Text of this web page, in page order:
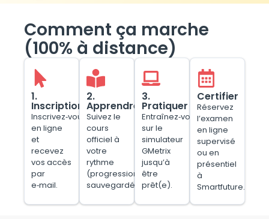
Comment ça marche
(100% à distance)
1.
Inscription
Inscrivez‑vous
en ligne
et
recevez
vos accès
par
e‑mail.
2.
Apprendre
Suivez le
cours
officiel à
votre
rythme
(progression
sauvegardée).
3.
Pratiquer
Entraînez‑vous
sur le
simulateur
GMetrix
jusqu’à
être
prêt(e).
Certifier
Réservez
l’examen
en ligne
supervisé
ou en
présentiel
à
Smartfuture.